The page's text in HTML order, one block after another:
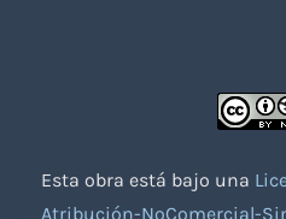
Esta obra está bajo una
Atribución-NoComercial-